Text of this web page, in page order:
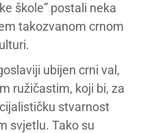
škole” postali neka
takozvanom crnom
ubijen crni val,
ružičastim, koji bi, za
stvarnost
svjetlu. Tako su